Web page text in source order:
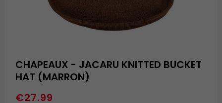
CHAPEAUX - JACARU KNITTED BUCKET
HAT (MARRON)
€27.99